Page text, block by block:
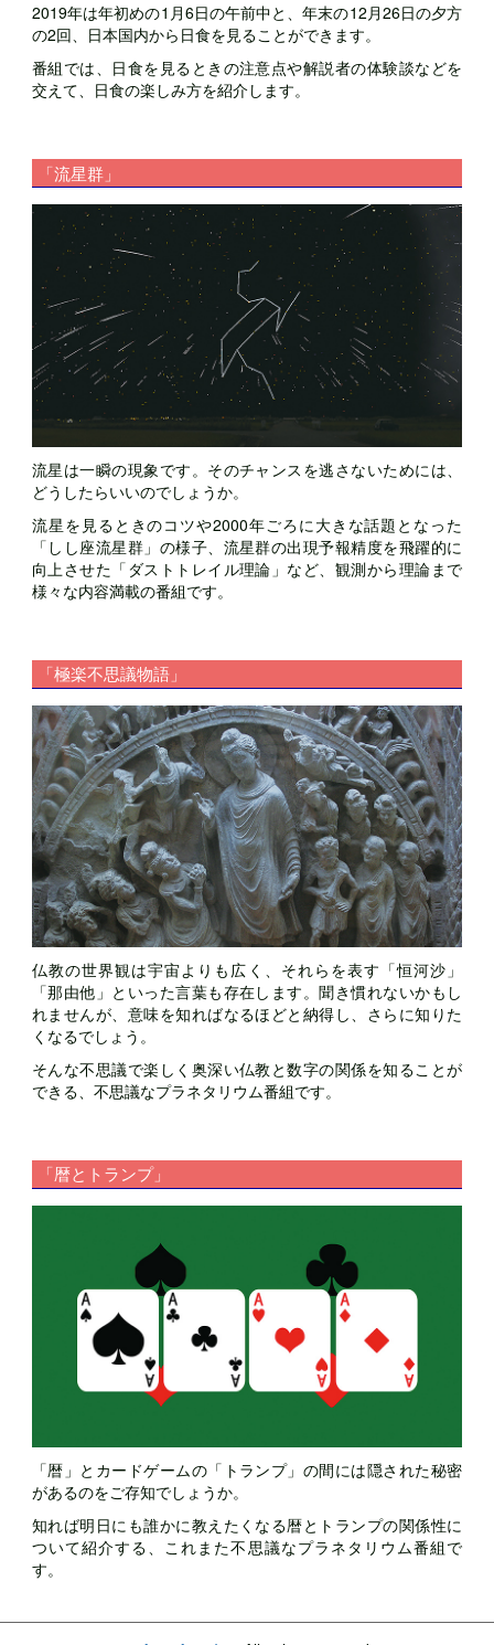
2019年は年初めの1月6日の午前中と、年末の12月26日の夕方
の2回、日本国内から日食を見ることができます。
番組では、日食を見るときの注意点や解説者の体験談などを
交えて、日食の楽しみ方を紹介します。
「流星群」
流星は一瞬の現象です。そのチャンスを逃さないためには、
どうしたらいいのでしょうか。
流星を見るときのコツや2000年ごろに大きな話題となった
「しし座流星群」の様子、流星群の出現予報精度を飛躍的に
向上させた「ダストトレイル理論」など、観測から理論まで
様々な内容満載の番組です。
「極楽不思議物語」
仏教の世界観は宇宙よりも広く、それらを表す「恒河沙」
「那由他」といった言葉も存在します。聞き慣れないかもし
れませんが、意味を知ればなるほどと納得し、さらに知りた
くなるでしょう。
そんな不思議で楽しく奥深い仏教と数字の関係を知ることが
できる、不思議なプラネタリウム番組です。
「暦とトランプ」
「暦」とカードゲームの「トランプ」の間には隠された秘密
があるのをご存知でしょうか。
知れば明日にも誰かに教えたくなる暦とトランプの関係性に
ついて紹介する、これまた不思議なプラネタリウム番組で
す。